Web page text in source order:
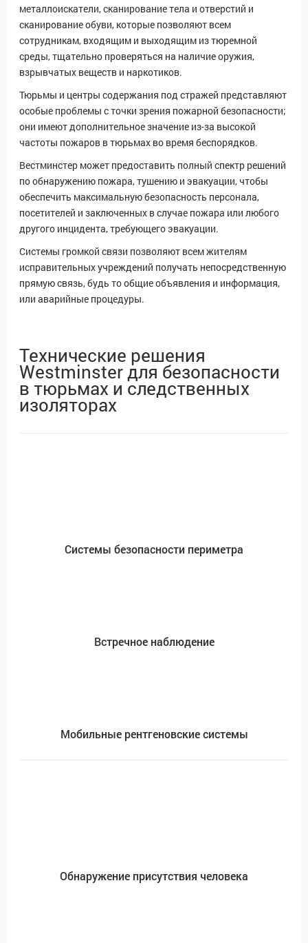
металлоискатели, сканирование тела и отверстий и
сканирование обуви, которые позволяют всем
сотрудникам, входящим и выходящим из тюремной
среды, тщательно проверяться на наличие оружия,
взрывчатых веществ и наркотиков.
Тюрьмы и центры содержания под стражей представляют
особые проблемы с точки зрения пожарной безопасности;
они имеют дополнительное значение из-за высокой
частоты пожаров в тюрьмах во время беспорядков.
Вестминстер может предоставить полный спектр решений
по обнаружению пожара, тушению и эвакуации, чтобы
обеспечить максимальную безопасность персонала,
посетителей и заключенных в случае пожара или любого
другого инцидента, требующего эвакуации.
Системы громкой связи позволяют всем жителям
исправительных учреждений получать непосредственную
прямую связь, будь то общие объявления и информация,
или аварийные процедуры.
Технические решения
Westminster для безопасности
в тюрьмах и следственных
изоляторах
Системы безопасности периметра
Встречное наблюдение
Мобильные рентгеновские системы
Обнаружение присутствия человека